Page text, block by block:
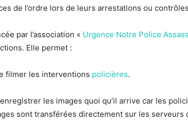
de l’ordre lors de leurs arrestations ou
par l’association « Urgence Notre Police
Elle permet :
filmer les interventions policières.
les images quoi qu’il arrive car les
sont transférées directement sur les serveurs